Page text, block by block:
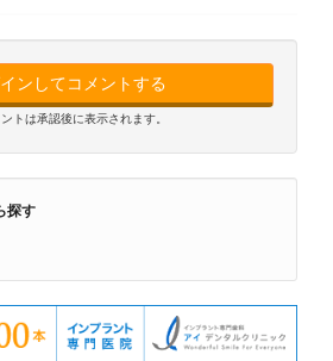
ンしてコメントする
トは承認後に表示されます。
探す